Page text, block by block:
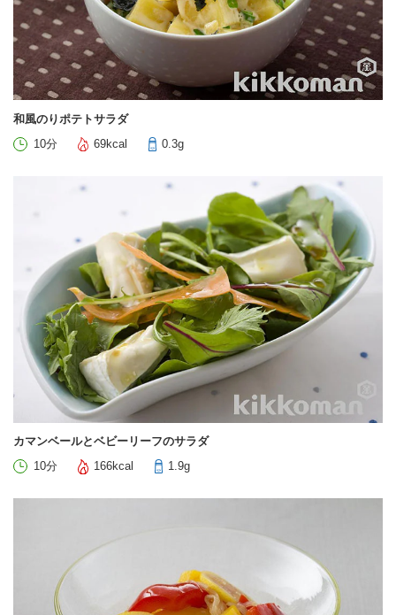
和風のりポテトサラダ
10分
69kcal 0.3g
カマンベールとベビーリーフのサラダ
10分
166kcal 1.9g